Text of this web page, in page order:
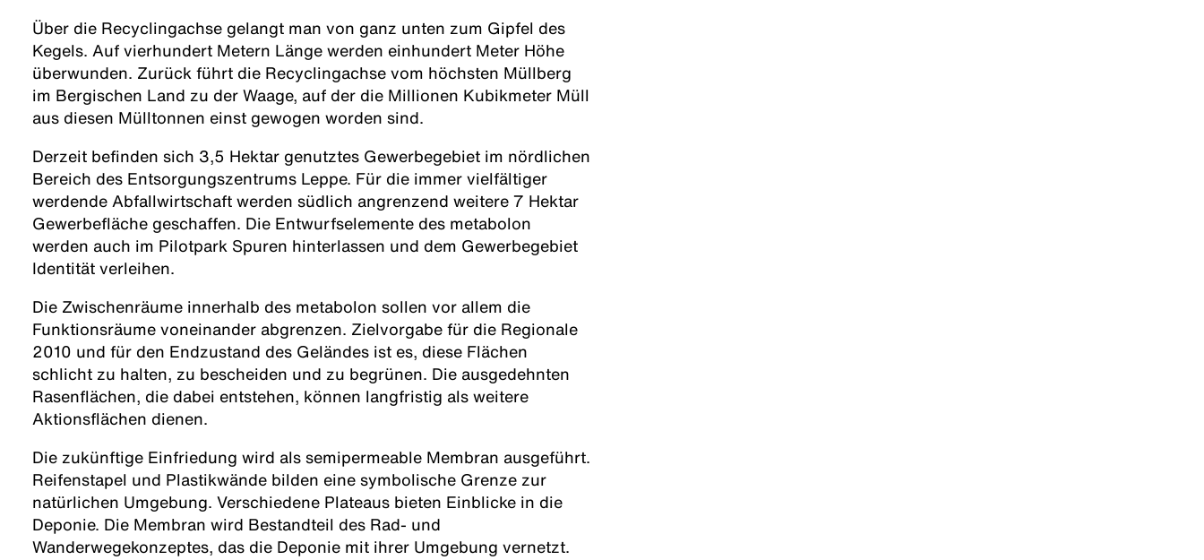
Über die Recyclingachse gelangt man von ganz unten zum Gipfel des
Kegels. Auf vierhundert Metern Länge werden einhundert Meter Höhe
überwunden. Zurück führt die Recyclingachse vom höchsten Müllberg
im Bergischen Land zu der Waage, auf der die Millionen Kubikmeter Müll
aus diesen Mülltonnen einst gewogen worden sind.
Derzeit befinden sich 3,5 Hektar genutztes Gewerbegebiet im nördlichen
Bereich des Entsorgungszentrums Leppe. Für die immer vielfältiger
werdende Abfallwirtschaft werden südlich angrenzend weitere 7 Hektar
Gewerbefläche geschaffen. Die Entwurfselemente des metabolon
werden auch im Pilotpark Spuren hinterlassen und dem Gewerbegebiet
Identität verleihen.
Die Zwischenräume innerhalb des metabolon sollen vor allem die
Funktionsräume voneinander abgrenzen. Zielvorgabe für die Regionale
2010 und für den Endzustand des Geländes ist es, diese Flächen
schlicht zu halten, zu bescheiden und zu begrünen. Die ausgedehnten
Rasenflächen, die dabei entstehen, können langfristig als weitere
Aktionsflächen dienen.
Die zukünftige Einfriedung wird als semipermeable Membran ausgeführt.
Reifenstapel und Plastikwände bilden eine symbolische Grenze zur
natürlichen Umgebung. Verschiedene Plateaus bieten Einblicke in die
Deponie. Die Membran wird Bestandteil des Rad- und
Wanderwegekonzeptes, das die Deponie mit ihrer Umgebung vernetzt.